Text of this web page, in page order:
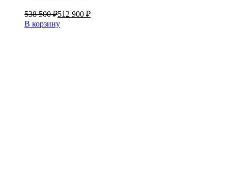
538 500 ₽512 900 ₽
В корзину